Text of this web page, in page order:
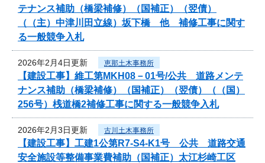
テナンス補助（橋梁補修）（国補正）（翌債）
（（主）中津川田立線）坂下橋 他 補修工事に関す
る一般競争入札
2026年2月4日更新 恵那土木事務所
【建設工事】維工第MKH08－01号/公共 道路メンテ
ナンス補助（橋梁補修）（国補正）（翌債）（（国）
256号）桟道橋2補修工事に関する一般競争入札
2026年2月3日更新 古川土木事務所
【建設工事】工建1公第R7-S4-K1号 公共 道路交通
安全施設等整備事業費補助（国補正）太江杉崎工区